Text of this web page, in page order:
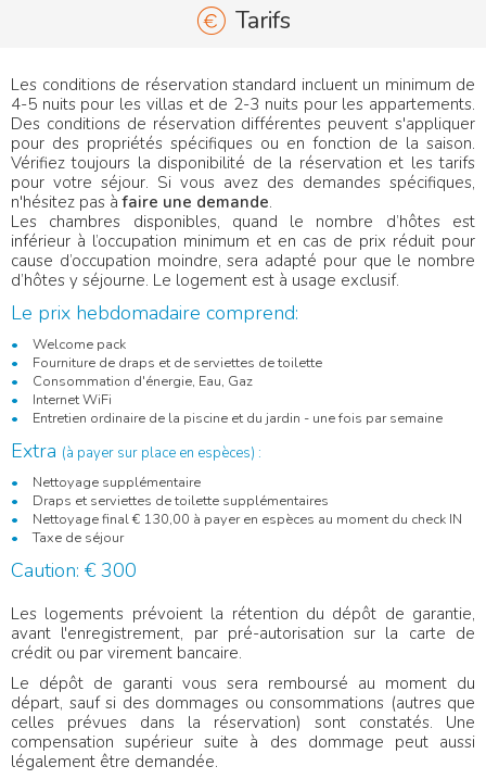
Tarifs
Les conditions de réservation standard incluent un minimum de
4-5 nuits pour les villas et de 2-3 nuits pour les appartements.
Des conditions de réservation différentes peuvent s'appliquer
pour des propriétés spécifiques ou en fonction de la saison.
Vérifiez toujours la disponibilité de la réservation et les tarifs
pour votre séjour. Si vous avez des demandes spécifiques,
n'hésitez pas àfaire une demande.
Les chambres disponibles, quand le nombre d’hôtes est
inférieur à l’occupation minimum et en cas de prix réduit pour
cause d’occupation moindre, sera adapté pour que le nombre
d’hôtes y séjourne. Le logement est à usage exclusif.
Le prix hebdomadaire comprend:
Welcome pack
Fourniture de draps et de serviettes de toilette
Consommation d'énergie, Eau, Gaz
Internet WiFi
Entretien ordinaire de la piscine et du jardin - une fois par semaine
Extra (à payer sur place en espèces) :
Nettoyage supplémentaire
Draps et serviettes de toilette supplémentaires
Nettoyage final € 130,00 à payer en espèces au moment du check IN
Taxe de séjour
Caution: € 300
Les logements prévoient la rétention du dépôt de garantie,
avant l'enregistrement, par pré-autorisation sur la carte de
crédit ou par virement bancaire.
Le dépôt de garanti vous sera remboursé au moment du
départ, sauf si des dommages ou consommations (autres que
celles prévues dans la réservation) sont constatés. Une
compensation supérieur suite à des dommage peut aussi
légalement être demandée.